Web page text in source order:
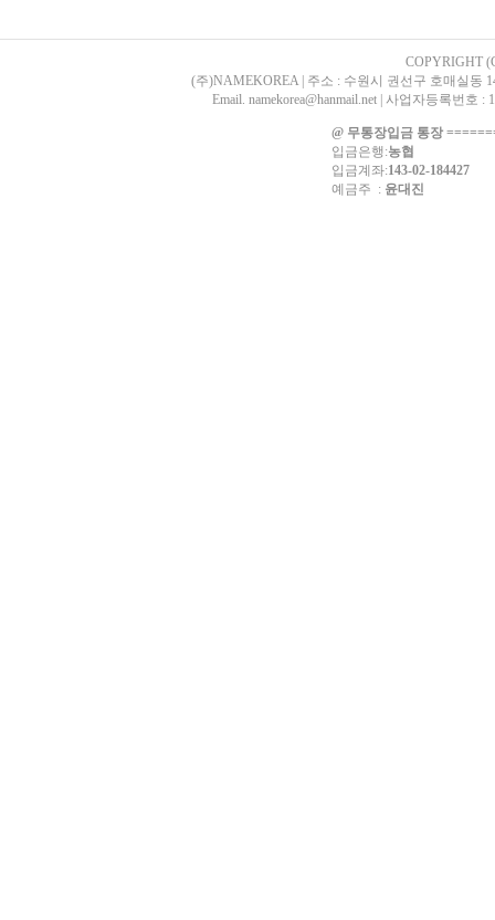
COPYRIGHT
(주)NAMEKOREA | 주소 : 수원시 권선구 호매실동
Email. namekorea@hanmail.net | 사업자등록번
@ 무통장입금 통장
입금은행:농협
입금계좌:143-02-184427
예금주 : 윤대진